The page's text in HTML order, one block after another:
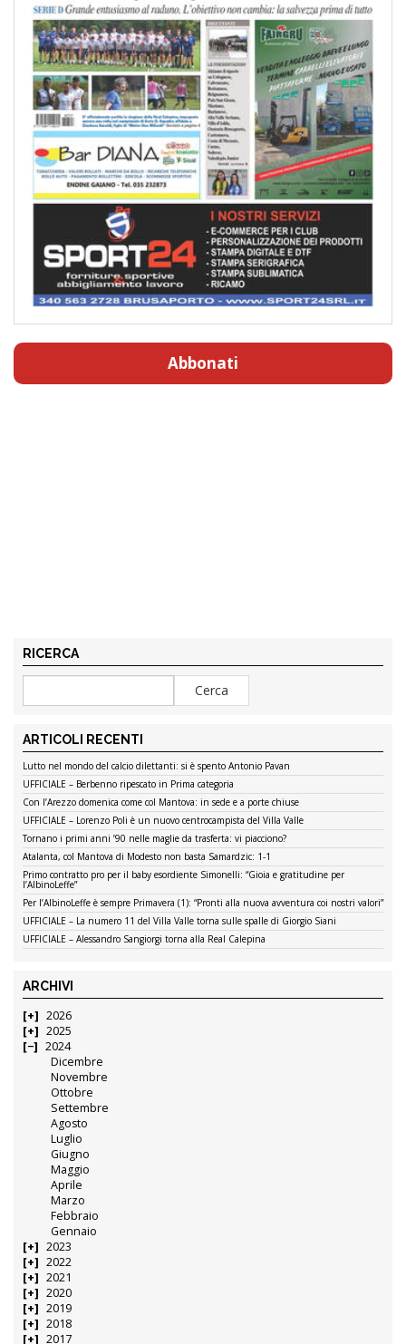
Abbonati
RICERCA
ARTICOLI RECENTI
Lutto nel mondo del calcio dilettanti: si è spento Antonio Pavan
UFFICIALE – Berbenno ripescato in Prima categoria
Con l’Arezzo domenica come col Mantova: in sede e a porte chiuse
UFFICIALE – Lorenzo Poli è un nuovo centrocampista del Villa Valle
Tornano i primi anni ’90 nelle maglie da trasferta: vi piacciono?
Atalanta, col Mantova di Modesto non basta Samardzic: 1-1
Primo contratto pro per il baby esordiente Simonelli: “Gioia e gratitudine per
l’AlbinoLeffe”
Per l’AlbinoLeffe è sempre Primavera (1): “Pronti alla nuova avventura coi nostri valori”
UFFICIALE – La numero 11 del Villa Valle torna sulle spalle di Giorgio Siani
UFFICIALE – Alessandro Sangiorgi torna alla Real Calepina
ARCHIVI
2026
2025
2024
Dicembre
Novembre
Ottobre
Settembre
Agosto
Luglio
Giugno
Maggio
Aprile
Marzo
Febbraio
Gennaio
2023
2022
2021
2020
2019
2018
2017